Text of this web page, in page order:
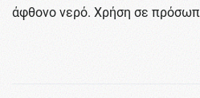
άφθονο νερό. Χρήση σε